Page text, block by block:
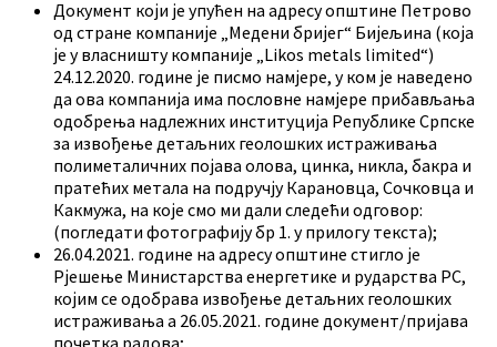
Документ који је упућен на адресу општине Петрово
од стране компаније „Медени бријег“ Бијељина (која
је у власништу компаније „Likos metals limited“)
24.12.2020. године је писмо намјере, у ком је наведено
да ова компанија има пословне намјере прибављања
одобрења надлежних институција Републике Српске
за извођење детаљних геолошких истраживања
полиметаличних појава олова, цинка, никла, бакра и
пратећих метала на подручју Карановца, Сочковца и
Какмужа, на које смо ми дали следећи одговор:
(погледати фотографију бр 1. у прилогу текста);
26.04.2021. године на адресу општине стигло је
Рјешење Министарства енергетике и рударства РС,
којим се одобрава извођење детаљних геолошких
истраживања а 26.05.2021. године документ/пријава
почетка радова;